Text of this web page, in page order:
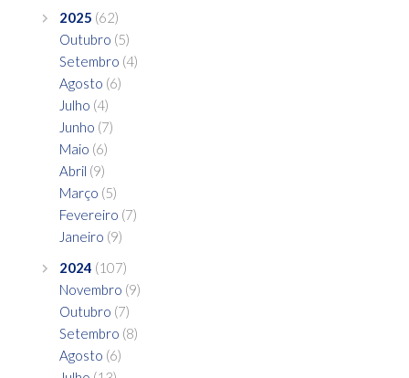
2025 (62)
Outubro (5)
Setembro (4)
Agosto (6)
Julho (4)
Junho (7)
Maio (6)
Abril (9)
Março (5)
Fevereiro (7)
Janeiro (9)
2024 (107)
Novembro (9)
Outubro (7)
Setembro (8)
Agosto (6)